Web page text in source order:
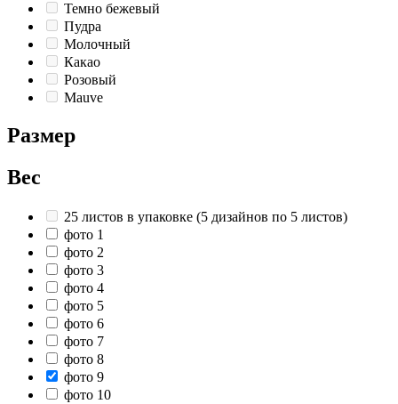
Темно бежевый
Пудра
Молочный
Какао
Розовый
Mauve
Размер
Вес
25 листов в упаковке (5 дизайнов по 5 листов)
фото 1
фото 2
фото 3
фото 4
фото 5
фото 6
фото 7
фото 8
фото 9
фото 10